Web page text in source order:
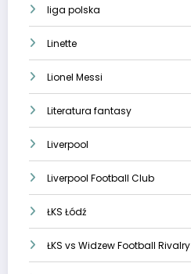
liga polska
Linette
Lionel Messi
Literatura fantasy
Liverpool
Liverpool Football Club
ŁKS Łódź
ŁKS vs Widzew Football Rivalry